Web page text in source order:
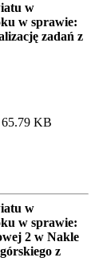
w
w sprawie:
zadań z
KB
w
w sprawie:
2 w Nakle
z